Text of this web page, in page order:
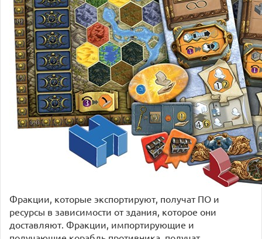
Фракции, которые экспортируют, получат ПО и
ресурсы в зависимости от здания, которое они
доставляют. Фракции, импортирующие и